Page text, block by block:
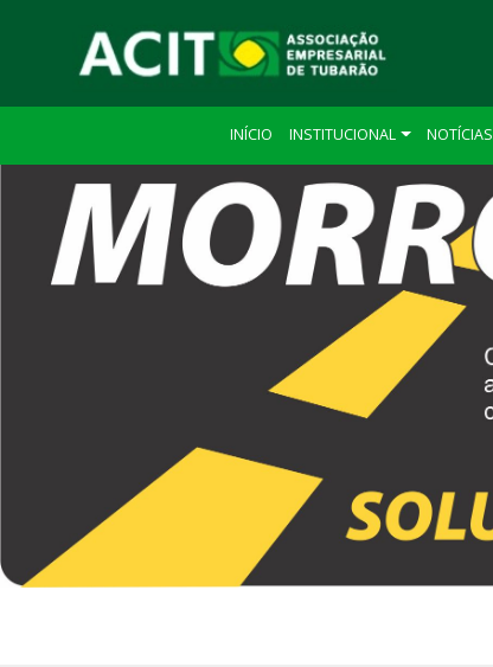
INÍCIO INSTITUCIONAL NOTÍCIAS